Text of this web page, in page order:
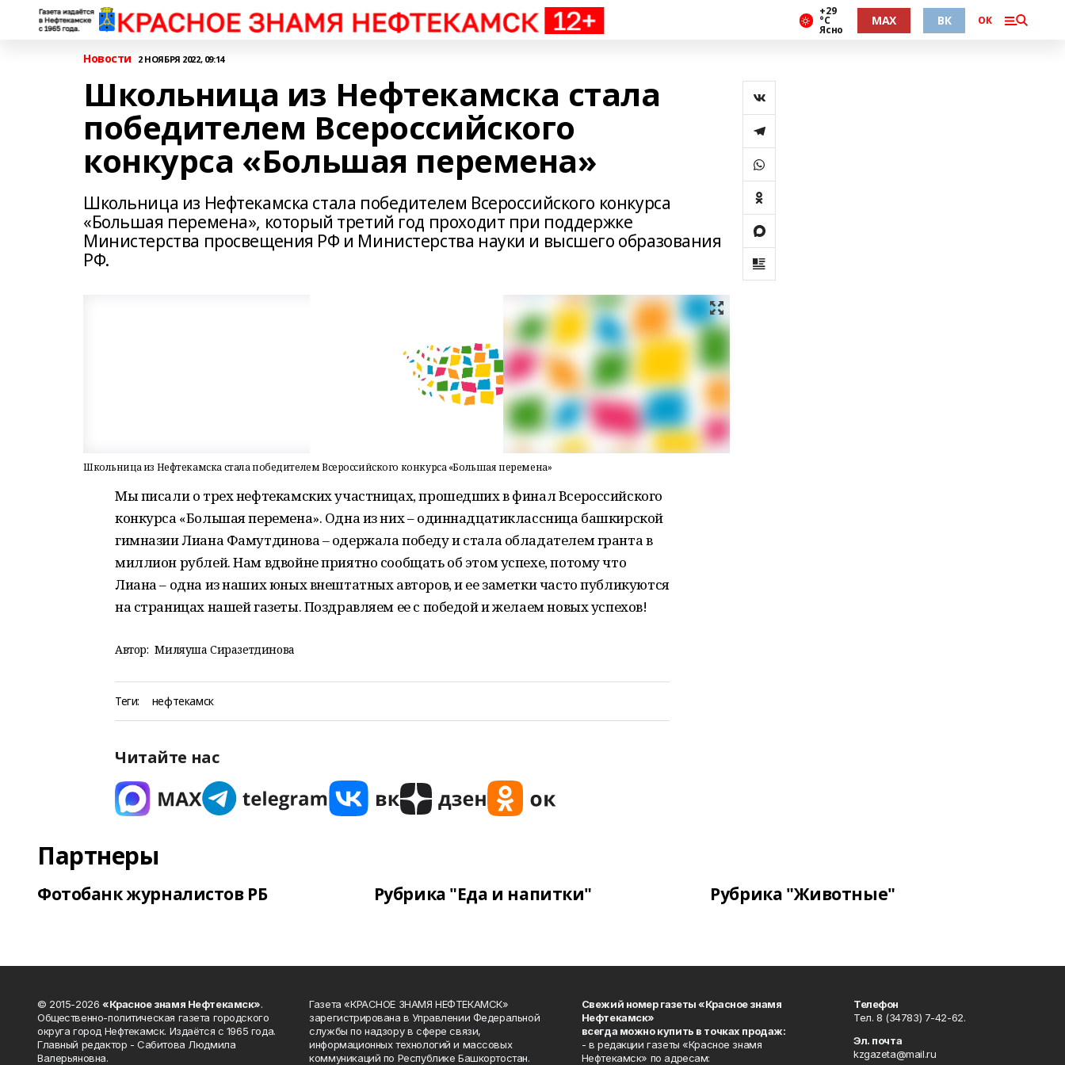
+29
°С
Ясно
MAX ВК ОК
Новости 2 НОЯБРЯ 2022, 09:14
Школьница из Нефтекамска стала
победителем Всероссийского
конкурса «Большая перемена»
Школьница из Нефтекамска стала победителем Всероссийского конкурса
«Большая перемена», который третий год проходит при поддержке
Министерства просвещения РФ и Министерства науки и высшего образования
РФ.
Школьница из Нефтекамска стала победителем Всероссийского конкурса «Большая перемена»
Мы писали о трех нефтекамских участницах, прошедших в финал Всероссийского
конкурса «Большая перемена». Одна из них – одиннадцатиклассница башкирской
гимназии Лиана Фамутдинова – одержала победу и стала обладателем гранта в
миллион рублей. Нам вдвойне приятно сообщать об этом успехе, потому что
Лиана – одна из наших юных внештатных авторов, и ее заметки часто публикуются
на страницах нашей газеты. Поздравляем ее с победой и желаем новых успехов!
Автор: Миляуша Сиразетдинова
Теги: нефтекамск
Читайте нас
Партнеры
Фотобанк журналистов РБ Рубрика "Еда и напитки" Рубрика "Животные"
© 2015-2026 «Красное знамя Нефтекамск».
Общественно-политическая газета городского
округа город Нефтекамск. Издаётся с 1965 года.
Главный редактор - Сабитова Людмила
Валерьяновна.
Газета «КРАСНОЕ ЗНАМЯ НЕФТЕКАМСК»
зарегистрирована в Управлении Федеральной
службы по надзору в сфере связи,
информационных технологий и массовых
коммуникаций по Республике Башкортостан.
Свежий номер газеты «Красное знамя
Нефтекамск»
всегда можно купить в точках продаж:
- в редакции газеты «Красное знамя
Нефтекамск» по адресам:
Телефон
Тел. 8 (34783) 7-42-62.
Эл. почта
kzgazeta@mail.ru